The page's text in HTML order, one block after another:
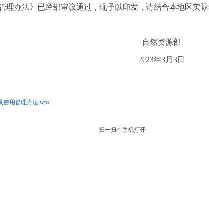
办法》已经部审议通过，现予以印发，请结合本地区实际
源部
3月3日
使用管理办法.wps
扫一扫在手机打开